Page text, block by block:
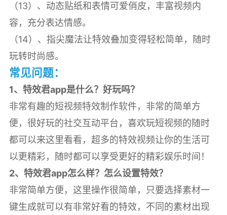
（13）、动态贴纸和表情可爱俏皮，丰富视频内
容，充分表达情感。
（14）、指尖魔法让特效叠加变得轻松简单，随时
玩转时尚感。
常见问题：
1、特效君app是什么？好玩吗？
非常有趣的短视频特效制作软件，非常的简单方
便，很好玩的社交互动平台，喜欢玩短视频的随时
都可以来这里看看，超多的特效视频让你的生活可
以更精彩，随时都可以享受更好的精彩娱乐时间！
2、特效君app怎么样？怎么设置特效？
非常简单方便，这里操作很简单，只要选择素材一
键生成就可以有非常好看的特效，不同的素材出现